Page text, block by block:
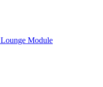
Lounge Module